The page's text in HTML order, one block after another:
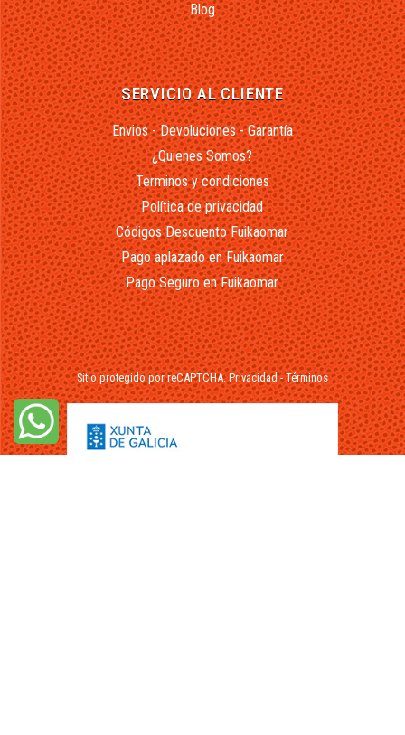
Blog
SERVICIO AL CLIENTE
Envios - Devoluciones - Garantía
¿Quienes Somos?
Terminos y condiciones
Política de privacidad
Códigos Descuento Fuikaomar
Pago aplazado en Fuikaomar
Pago Seguro en Fuikaomar
Sitio protegido por reCAPTCHA.Privacidad-Términos